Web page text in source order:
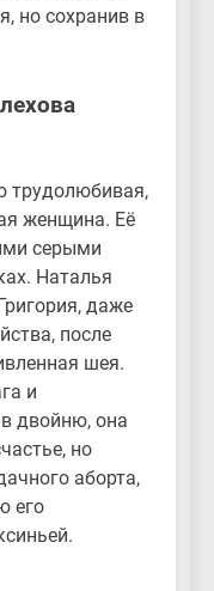
но сохранив в
трудолюбивая,
женщина. Её
серыми
Наталья
даже
после
шея.
и
двойню, она
но
аборта,
его